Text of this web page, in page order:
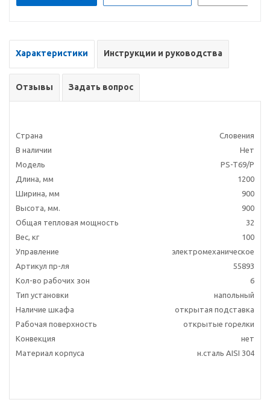
Характеристики Инструкции и руководства
Отзывы Задать вопрос
Страна
Словения
В наличии
Нет
Модель
PS-T69/P
Длина, мм
1200
Ширина, мм
900
Высота, мм.
900
Общая тепловая мощность
32
Вес, кг
100
Управление
электромеханическое
Артикул пр-ля
55893
Кол-во рабочих зон
6
Тип установки
напольный
Наличие шкафа
открытая подставка
Рабочая поверхность
открытые горелки
Конвекция
нет
Материал корпуса
н.сталь AISI 304